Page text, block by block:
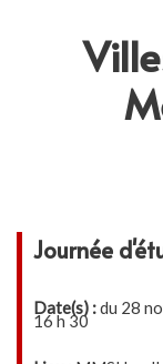
Journée
Date(s) :du 28
16 h 30